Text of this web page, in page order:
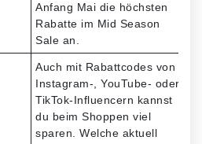
Anfang Mai die höchsten
Rabatte im Mid Season
Sale an.
Auch mit Rabattcodes von
Instagram-, YouTube- oder
TikTok-Influencern kannst
du beim Shoppen viel
sparen. Welche aktuell